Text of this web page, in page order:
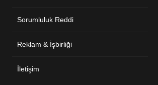
Sorumluluk Reddi
Reklam & İşbirliği
İletişim